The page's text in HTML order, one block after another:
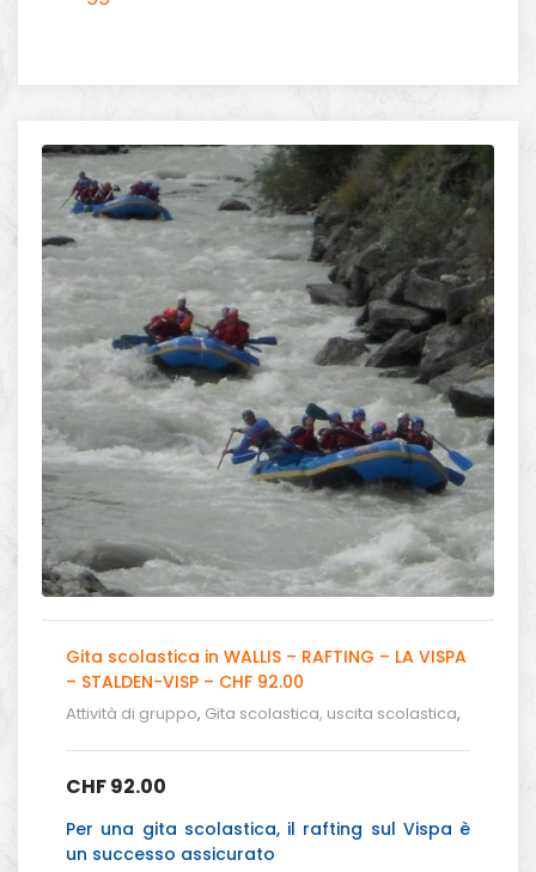
Gita scolastica in WALLIS – RAFTING – LA VISPA
– STALDEN-VISP – CHF 92.00
Attività di gruppo, Gita scolastica, uscita scolastica,
CHF92.00
Per una gita scolastica, il rafting sul Vispa è
un successo assicurato